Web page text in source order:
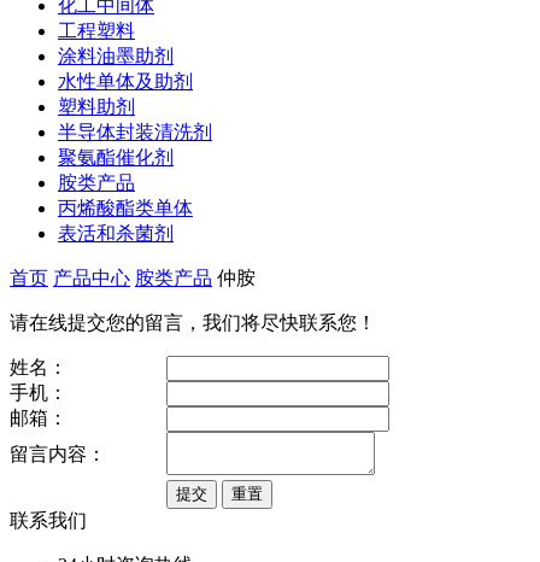
化工中间体
工程塑料
涂料油墨助剂
水性单体及助剂
塑料助剂
半导体封装清洗剂
聚氨酯催化剂
胺类产品
丙烯酸酯类单体
表活和杀菌剂
首页 产品中心 胺类产品 仲胺
请在线提交您的留言，我们将尽快联系您！
姓名：
手机：
邮箱：
留言内容：
联系我们